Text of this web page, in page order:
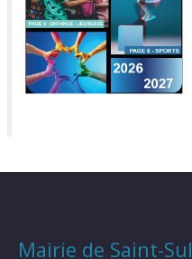
Mairie de Saint-